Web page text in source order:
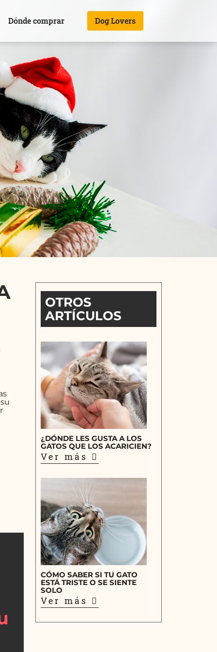
Dónde comprar Dog Lovers
OTROS
ARTÍCULOS
¿DÓNDE LES GUSTA A LOS
GATOS QUE LOS ACARICIEN?
Ver más
CÓMO SABER SI TU GATO
ESTÁ TRISTE O SE SIENTE
SOLO
Ver más